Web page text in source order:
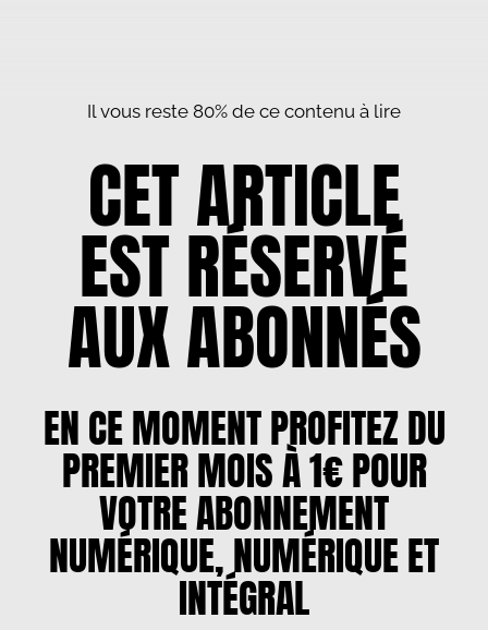
Il vous reste 80% de ce contenu à lire
CET ARTICLE
EST RÉSERVÉ
AUX ABONNÉS
EN CE MOMENT PROFITEZ DU
PREMIER MOIS À 1€ POUR
VOTRE ABONNEMENT
NUMÉRIQUE, NUMÉRIQUE ET
INTÉGRAL